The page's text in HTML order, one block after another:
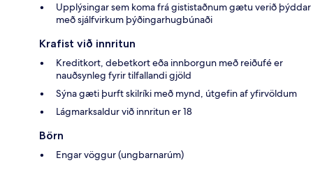
Upplýsingar sem koma frá gististaðnum gætu verið þýddar
með sjálfvirkum þýðingarhugbúnaði
Krafist við innritun
Kreditkort, debetkort eða innborgun með reiðufé er
nauðsynleg fyrir tilfallandi gjöld
Sýna gæti þurft skilríki með mynd, útgefin af yfirvöldum
Lágmarksaldur við innritun er 18
Börn
Engar vöggur (ungbarnarúm)